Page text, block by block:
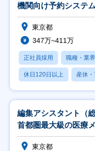
機関向け予約システ
東京都
347万~411万
正社員採用 職種・業
休日120日以上 産休・
編集アシスタント（
首都圏最大級の医療
クス】
東京都